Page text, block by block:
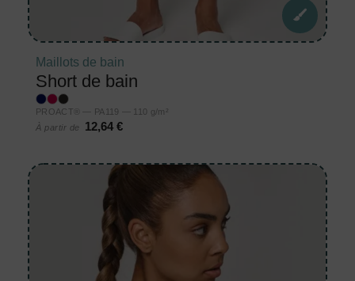
Maillots de bain
Short de bain
PROACT® — PA119 — 110 g/m²
À partir de
12,64 €